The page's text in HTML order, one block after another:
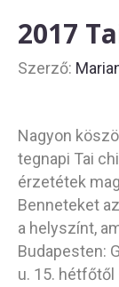
2017
Szerző:
Nagyon
tegnapi Tai
érzetétek
Benneteket
a helyszínt,
Budapesten:
u. 15.